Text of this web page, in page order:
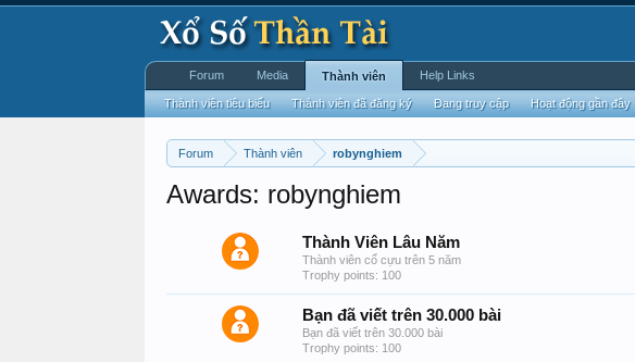
Forum Thành viên robynghiem
Awards: robynghiem
Thành Viên Lâu Năm
Thành viên cổ cựu trên 5 năm
Trophy points: 100
Bạn đã viết trên 30.000 bài
Bạn đã viết trên 30.000 bài
Trophy points: 100
Forum Media Thành viên
Thành viên tiêu biểu Thành viên đã đăng ký Đang truy cập Hoạt động gần đây
Help Links